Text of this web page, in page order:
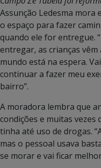
Campo Zé Tabela foi
Assunção Ledesma mora
o espaço para fazer
quando ele for entregue.
entregar, as crianças
mundo está na espera.
continuar a fazer meu
bairro”.
A moradora lembra que
condições e muitas vezes
tinha até uso de drogas.
mas o pessoal usava
se morar e vai ficar